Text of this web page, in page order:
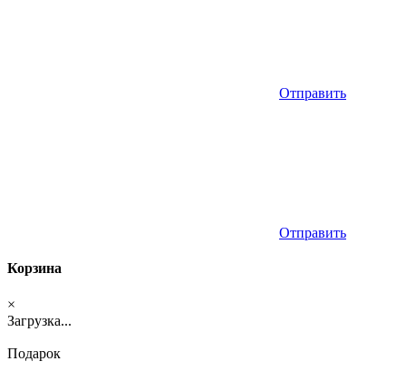
Отправить
Отправить
Корзина
×
Загрузка...
Подарок